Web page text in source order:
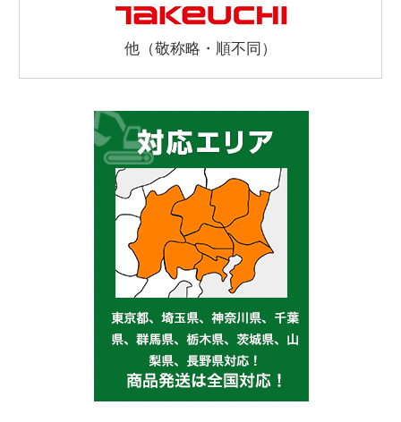
他（敬称略・順不同）